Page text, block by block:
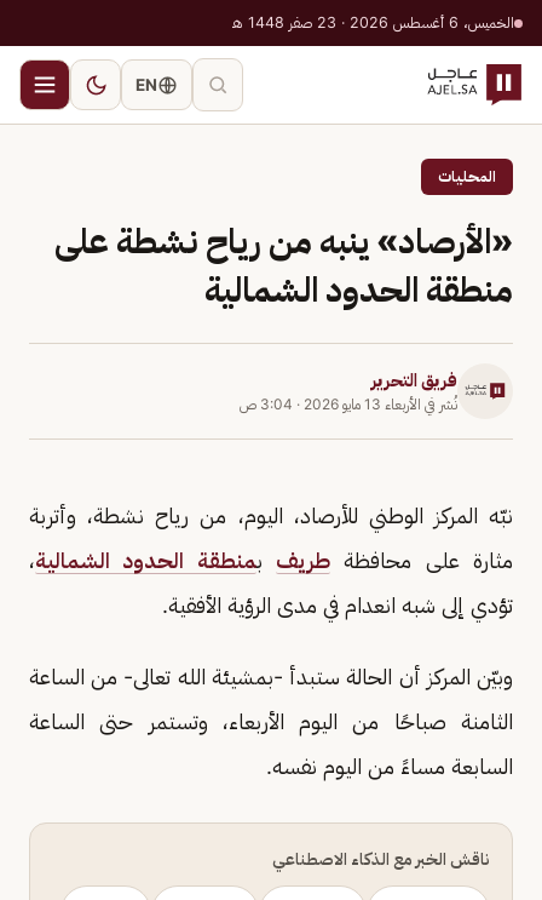
الخميس، 6 أغسطس 2026 · 23 صفر 1448 هـ
EN
المحليات
«الأرصاد» ينبه من رياح نشطة على
منطقة الحدود الشمالية
فريق التحرير
نُشر في الأربعاء 13 مايو 2026 · 3:04 ص
نبّه المركز الوطني للأرصاد، اليوم، من رياح نشطة، وأتربة
مثارة على محافظة طريف بمنطقة الحدود الشمالية،
تؤدي إلى شبه انعدام في مدى الرؤية الأفقية.
وبيّن المركز أن الحالة ستبدأ -بمشيئة الله تعالى- من الساعة
الثامنة صباحًا من اليوم الأربعاء، وتستمر حتى الساعة
السابعة مساءً من اليوم نفسه.
ناقش الخبر مع الذكاء الاصطناعي